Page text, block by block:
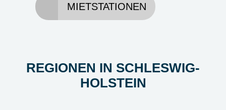
MIETSTATIONEN
REGIONEN IN SCHLESWIG-
HOLSTEIN